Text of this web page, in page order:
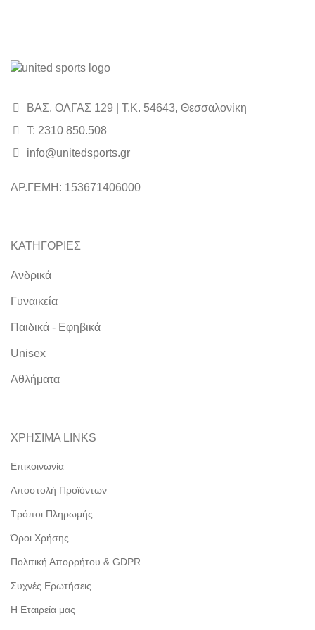
ΒΑΣ. ΟΛΓΑΣ 129 | Τ.Κ. 54643, Θεσσαλονίκη
Τ: 2310 850.508
info@unitedsports.gr
ΑΡ.ΓΕΜΗ: 153671406000
ΚΑΤΗΓΟΡΙΕΣ
Ανδρικά
Γυναικεία
Παιδικά - Εφηβικά
Unisex
Αθλήματα
ΧΡΗΣΙΜΑ LINKS
Επικοινωνία
Αποστολή Προϊόντων
Τρόποι Πληρωμής
Όροι Χρήσης
Πολιτική Απορρήτου & GDPR
Συχνές Ερωτήσεις
Η Εταιρεία μας